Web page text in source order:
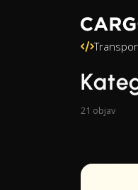
21 objav